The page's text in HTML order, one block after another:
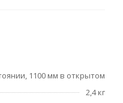
1100 мм в открытом
2,4 кг